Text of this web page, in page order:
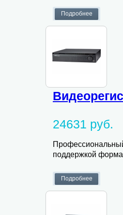
24631 руб.
поддержкой